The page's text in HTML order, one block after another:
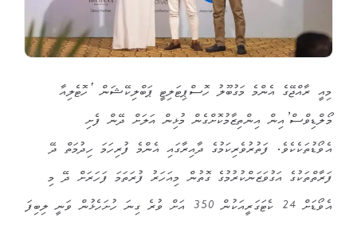
މިއީ ރާއްޖޭގެ އެންމެ މަގުބޫލު ހޮސްޕިޓަލިޓީ ޕަބްލިކޭޝަން ‘ހޮޓެލިއާ
މޯލްޑިވްސް’އިން އިންތިޒާމުކޮށްގެން މުޅިން އަލަށް ދޭން ފެށި
އެވޯޑުތަކެކެވެ. ފަތުރުވެރިކަމުގެ ދާއިރާގައި އެންމެ ފުރިހަމަ ހިދުމަތް ދޭ
ފަރާތްތަކުގެ އަގުވަޒަންކުރުމުގެ ގޮތުން މިއަހަރު ފުރަތަމަ ފަހަރަށް ދޭ މި
އެވޯޑަށް 24 ކެޓަގަރީއަކުން 350 އަށް ވުރެ ގިނަ ހުށަހެޅުން ވަނީ ލިބިފަ